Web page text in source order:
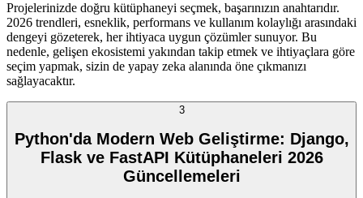
Projelerinizde doğru kütüphaneyi seçmek, başarınızın anahtarıdır.
2026 trendleri, esneklik, performans ve kullanım kolaylığı arasındaki
dengeyi gözeterek, her ihtiyaca uygun çözümler sunuyor. Bu
nedenle, gelişen ekosistemi yakından takip etmek ve ihtiyaçlara göre
seçim yapmak, sizin de yapay zeka alanında öne çıkmanızı
sağlayacaktır.
3
Python'da Modern Web Geliştirme: Django,
Flask ve FastAPI Kütüphaneleri 2026
Güncellemeleri